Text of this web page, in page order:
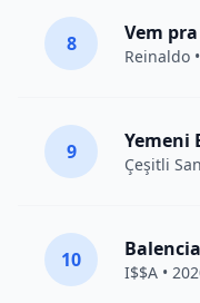
8 Vem
Reinaldo
9 Yemeni
Çeşitli
10
I$$A •